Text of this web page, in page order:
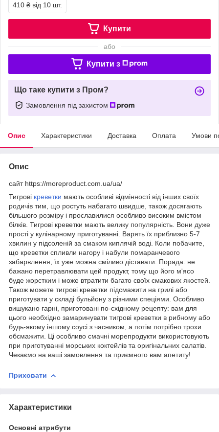
410 ₴ від 10 шт.
Купити
або
Купити з
Що таке купити з Пром?
Замовлення під захистом
Опис Характеристики Доставка Оплата Умови
Опис
сайт https://moreproduct.com.ua/ua/
Тигрові креветки мають особливі відмінності від інших своїх
родичів тим, що ростуть набагато швидше, також досягають
більшого розміру і прославилися особливо високим вмістом
білків. Тигрові креветки мають велику популярність. Вони дуже
прості у кулінарному приготуванні. Варять їх приблизно 5-7
хвилин у підсоленій за смаком киплячій воді. Коли побачите,
що креветки спливли нагору і набули помаранчевого
забарвлення, їх уже можна сміливо діставати. Порада: не
бажано перетравлювати цей продукт, тому що його м'ясо
буде жорстким і може втратити багато своїх смакових якостей.
Також можете тигрові креветки підсмажити на грилі або
приготувати у складі бульйону з різними спеціями. Особливо
вишукано гарні, приготовані по-східному рецепту: вам для
цього необхідно замаринувати тигрові креветки в рибному або
будь-якому іншому соусі з часником, а потім потрібно трохи
обсмажити. Ці особливо смачні морепродукти використовують
при приготуванні морських коктейлів та оригінальних салатів.
Чекаємо на ваші замовлення та приємного вам апетиту!
Приховати
Характеристики
Основні атрибути